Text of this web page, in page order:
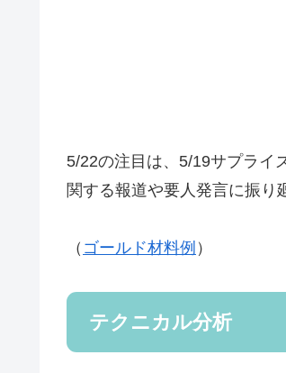
5/22の注目は、5/19サプライ
関する報道や要人発言に振り
（ ゴールド材料例 ）
テクニカル分析